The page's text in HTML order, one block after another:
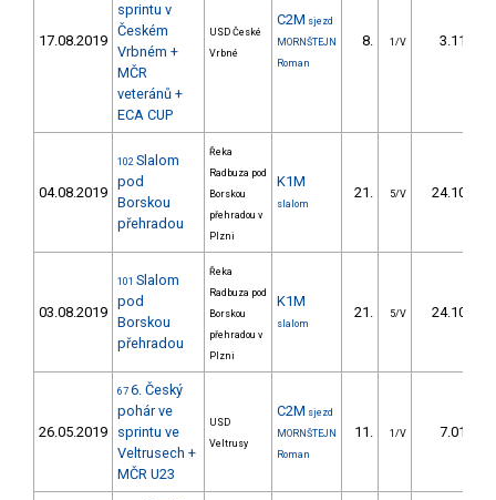
17.08.2019
sprintu v
Českém
Vrbném +
MČR
veteránů +
ECA CUP
USD České
Vrbné
C2M sjezd
MORNŠTEJN
Roman
8. 1/V 3.11
04.08.2019
102 Slalom
pod
Borskou
přehradou
Řeka
Radbuza pod
Borskou
přehradou v
Plzni
K1M
slalom
21. 5/V 24.10
03.08.2019
101 Slalom
pod
Borskou
přehradou
Řeka
Radbuza pod
Borskou
přehradou v
Plzni
K1M
slalom
21. 5/V 24.10
26.05.2019
67 6. Český
pohár ve
sprintu ve
Veltrusech +
MČR U23
USD
Veltrusy
C2M sjezd
MORNŠTEJN
Roman
11. 1/V 7.01